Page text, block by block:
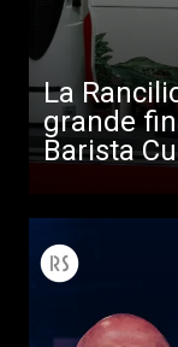
La
grande
Barista